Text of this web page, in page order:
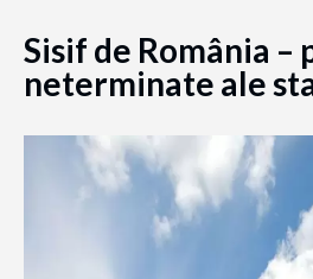
Sisif de România
neterminate ale